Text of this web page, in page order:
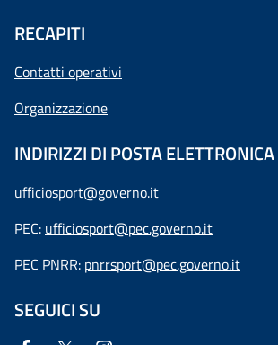
RECAPITI
Contatti operativi
Organizzazione
INDIRIZZI DI POSTA ELETTRONICA
ufficiosport@governo.it
PEC: ufficiosport@pec.governo.it
PEC PNRR: pnrrsport@pec.governo.it
SEGUICI SU